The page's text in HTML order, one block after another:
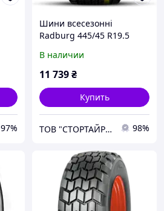
97%
Шини всесезонні
Radburg 445/45 R19.5
В наличии
11 739₴
Купить
ТОВ "СТОРТАЙРЕС" 98%